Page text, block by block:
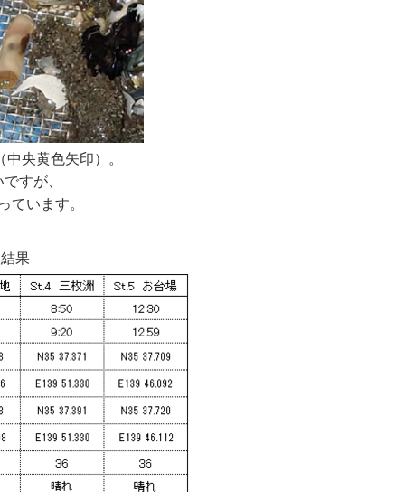
央黄色矢印）。
すが、
ています。
果